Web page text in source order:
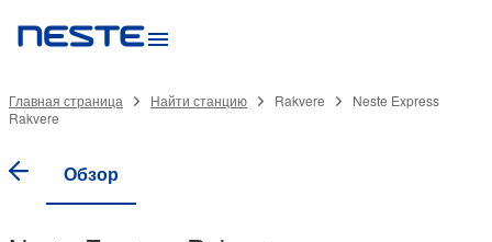
Главная страница Найти станцию Rakvere
Neste Express
Rakvere
Обзор